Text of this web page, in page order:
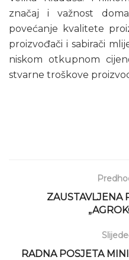
značaj i važnost
povećanje kvalitete
proizvođači i sabirači
niskom otkupnom
stvarne troškove
ZAUSTAVLJENA
RADNA POSJETA